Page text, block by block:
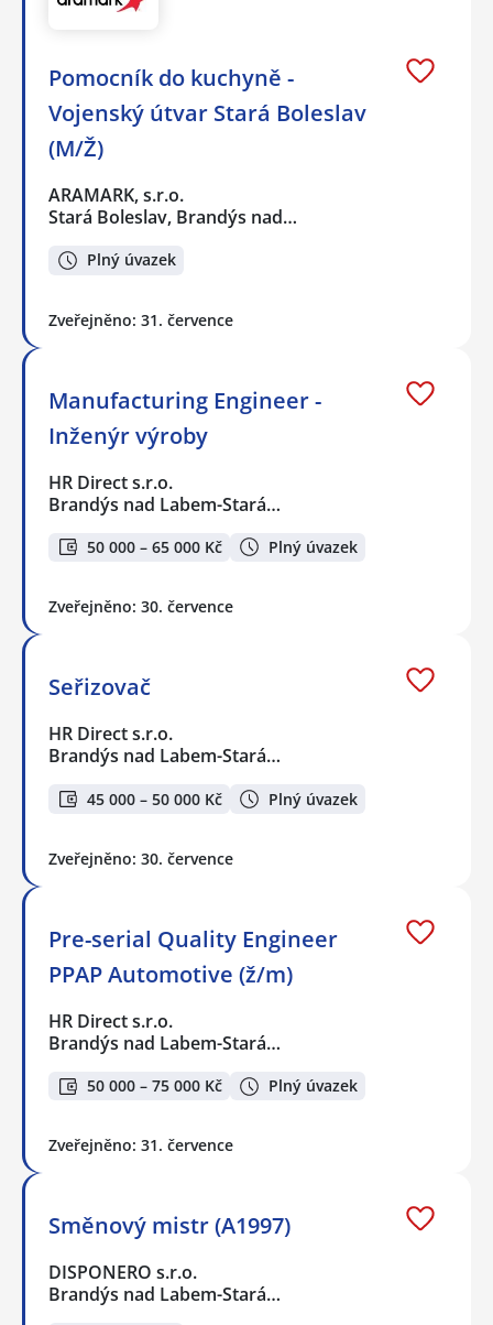
Pomocník do kuchyně -
Vojenský útvar Stará Boleslav
(M/Ž)
ARAMARK, s.r.o.
Stará Boleslav, Brandýs nad…
Plný úvazek
Zveřejněno: 31. července
Manufacturing Engineer -
Inženýr výroby
HR Direct s.r.o.
Brandýs nad Labem-Stará…
50 000 – 65 000 Kč Plný úvazek
Zveřejněno: 30. července
Seřizovač
HR Direct s.r.o.
Brandýs nad Labem-Stará…
45 000 – 50 000 Kč Plný úvazek
Zveřejněno: 30. července
Pre-serial Quality Engineer
PPAP Automotive (ž/m)
HR Direct s.r.o.
Brandýs nad Labem-Stará…
50 000 – 75 000 Kč Plný úvazek
Zveřejněno: 31. července
Směnový mistr (A1997)
DISPONERO s.r.o.
Brandýs nad Labem-Stará…